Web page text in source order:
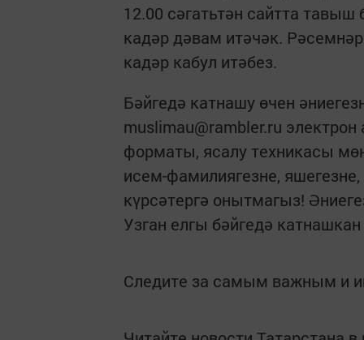
12.00 сәгатьтән сайтта
кадәр дәвам итәчәк.
кадәр кабул итәбез.
Бәйгедә катнашу өчен
muslimau@rambler.ru
форматы, ясалу техникасы
исем-фамилиягезне,
күрсәтергә онытмагыз!
Узган елгы бәйгедә
Следите за самым важным и